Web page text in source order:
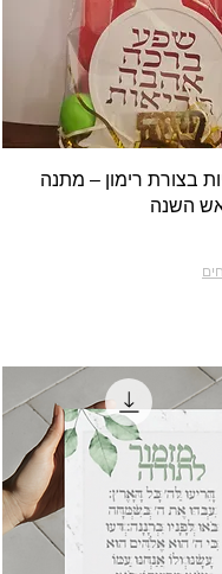
תצוגה מהירה
בצורת רימון – מתנה
השנה